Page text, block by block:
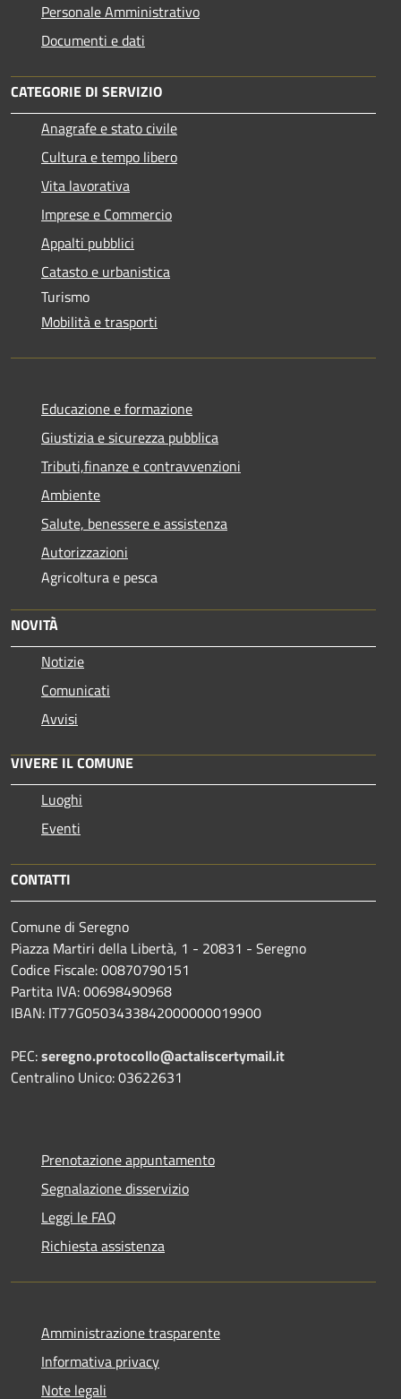
Personale Amministrativo
Documenti e dati
CATEGORIE DI SERVIZIO
Anagrafe e stato civile
Cultura e tempo libero
Vita lavorativa
Imprese e Commercio
Appalti pubblici
Catasto e urbanistica
Turismo
Mobilità e trasporti
Educazione e formazione
Giustizia e sicurezza pubblica
Tributi,finanze e contravvenzioni
Ambiente
Salute, benessere e assistenza
Autorizzazioni
Agricoltura e pesca
NOVITÀ
Notizie
Comunicati
Avvisi
VIVERE IL COMUNE
Luoghi
Eventi
CONTATTI
Comune di Seregno
Piazza Martiri della Libertà, 1 - 20831 - Seregno
Codice Fiscale: 00870790151
Partita IVA: 00698490968
IBAN: IT77G0503433842000000019900
PEC:seregno.protocollo@actaliscertymail.it
Centralino Unico: 03622631
Prenotazione appuntamento
Segnalazione disservizio
Leggi le FAQ
Richiesta assistenza
Amministrazione trasparente
Informativa privacy
Note legali